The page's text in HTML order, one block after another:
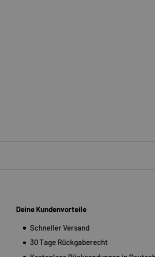
Deine Kundenvorteile
Schneller Versand
30 Tage Rückgaberecht